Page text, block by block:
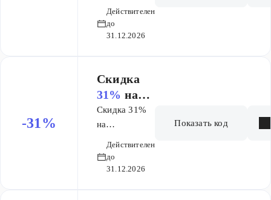
кие
исследова
ния при
беременн
ости
исследования
при
Действителен
до
31.12.2026
-31%
Скидка
31% на
исследова
ние
Генеалоги
я за 100
лет​
Скидка 31%
на
Генеалогия за
100 лет
Действителен
до
31.12.2026
Показать код